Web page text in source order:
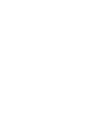
Prelievo di